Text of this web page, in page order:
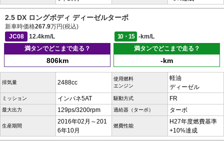
2.5 DX ロングボディ ディーゼルターボ
新車時価格267.9万円(税込)
JC08
12.4km/L 10・15
-km/L
満タンでどこまで走る？
806km
満タンでどこまで走る？
-km
排気量 2488cc
使用燃料
エンジン
軽油
ディーゼル
ミッション インパネ5AT 駆動方式 FR
最大出力 129ps/3200rpm 過給器（ターボ） ターボ
生産期間
2016年02月～201
6年10月
燃費性能
H27年度燃費基準
+10%達成